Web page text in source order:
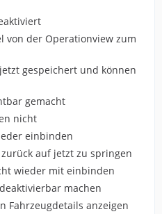
von der Operationview zum
gespeichert und können
gemacht
nicht
einbinden
auf jetzt zu springen
wieder mit einbinden
machen
Fahrzeugdetails anzeigen